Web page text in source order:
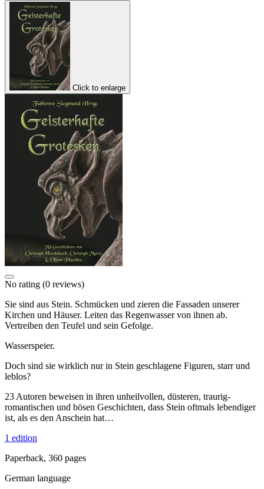
Click to enlarge
No rating (0 reviews)
Sie sind aus Stein. Schmücken und zieren die Fassaden unserer
Kirchen und Häuser. Leiten das Regenwasser von ihnen ab.
Vertreiben den Teufel und sein Gefolge.
Wasserspeier.
Doch sind sie wirklich nur in Stein geschlagene Figuren, starr und
leblos?
23 Autoren beweisen in ihren unheilvollen, düsteren, traurig-
romantischen und bösen Geschichten, dass Stein oftmals lebendiger
ist, als es den Anschein hat…
1 edition
Paperback, 360 pages
German language